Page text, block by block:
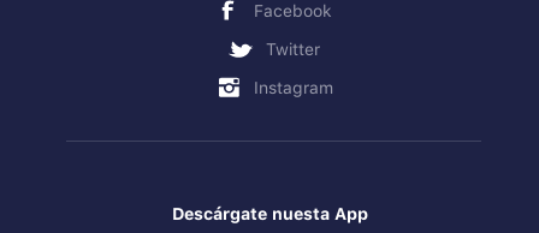
Facebook
Twitter
Instagram
Descárgate nuesta App